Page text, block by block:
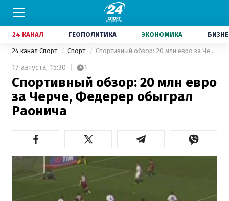
24 КАНАЛ ГЕОПОЛИТИКА ЭКОНОМИКА
24 канал Спорт Спорт Спортивный обзор: 20 млн евро за Черче, Федерер обыграл Раонича
17 августа, 15:30 1
Спортивный обзор: 20 млн евро
за Черче, Федерер обыграл
Раонича